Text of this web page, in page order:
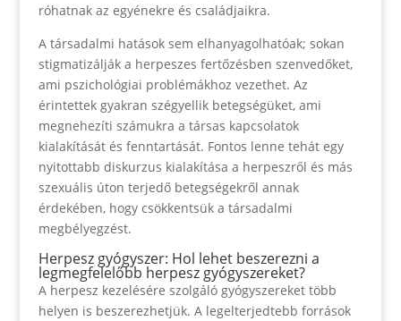
róhatnak az egyénekre és családjaikra.
A társadalmi hatások sem elhanyagolhatóak; sokan
stigmatizálják a herpeszes fertőzésben szenvedőket,
ami pszichológiai problémákhoz vezethet. Az
érintettek gyakran szégyellik betegségüket, ami
megnehezíti számukra a társas kapcsolatok
kialakítását és fenntartását. Fontos lenne tehát egy
nyitottabb diskurzus kialakítása a herpeszről és más
szexuális úton terjedő betegségekről annak
érdekében, hogy csökkentsük a társadalmi
megbélyegzést.
Herpesz gyógyszer: Hol lehet beszerezni a
legmegfelelőbb herpesz gyógyszereket?
A herpesz kezelésére szolgáló gyógyszereket több
helyen is beszerezhetjük. A legelterjedtebb források